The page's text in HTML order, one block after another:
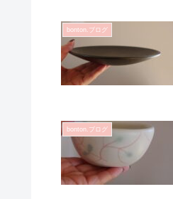
bonton.ブログ
bonton.ブログ